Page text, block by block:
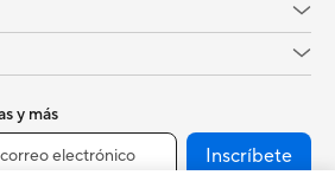
y más
Inscríbete